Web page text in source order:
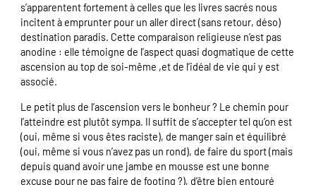
s’apparentent fortement à celles que les livres sacrés nous
incitent à emprunter pour un aller direct (sans retour, déso)
destination paradis. Cette comparaison religieuse n’est pas
anodine : elle témoigne de l’aspect quasi dogmatique de cette
ascension au top de soi-même ,et de l’idéal de vie qui y est
associé.
Le petit plus de l’ascension vers le bonheur ? Le chemin pour
l’atteindre est plutôt sympa. Il suffit de s’accepter tel qu’on est
(oui, même si vous êtes raciste), de manger sain et équilibré
(oui, même si vous n’avez pas un rond), de faire du sport (mais
depuis quand avoir une jambe en mousse est une bonne
excuse pour ne pas faire de footing ?), d’être bien entouré